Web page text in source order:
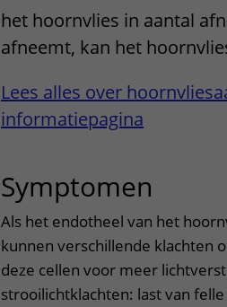
Bezoektijden
het hoornvlies in aantal
afneemt, kan het
Lees alles over
informatiepagina
Symptomen
Als het endotheel van het
kunnen verschillende klachten
deze cellen voor meer
strooilichtklachten: last van